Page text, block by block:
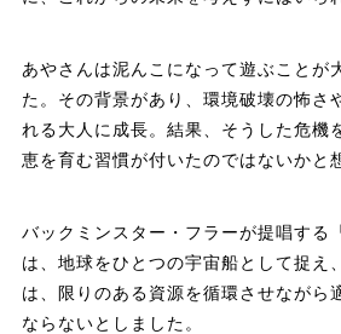
あやさんは泥んこになって遊ぶことが
た。その背景があり、環境破壊の怖さ
れる大人に成長。結果、そうした危機
恵を育む習慣が付いたのではないかと
バックミンスター・フラーが提唱する
は、地球をひとつの宇宙船として捉え
は、限りのある資源を循環させながら
ならないとしました。